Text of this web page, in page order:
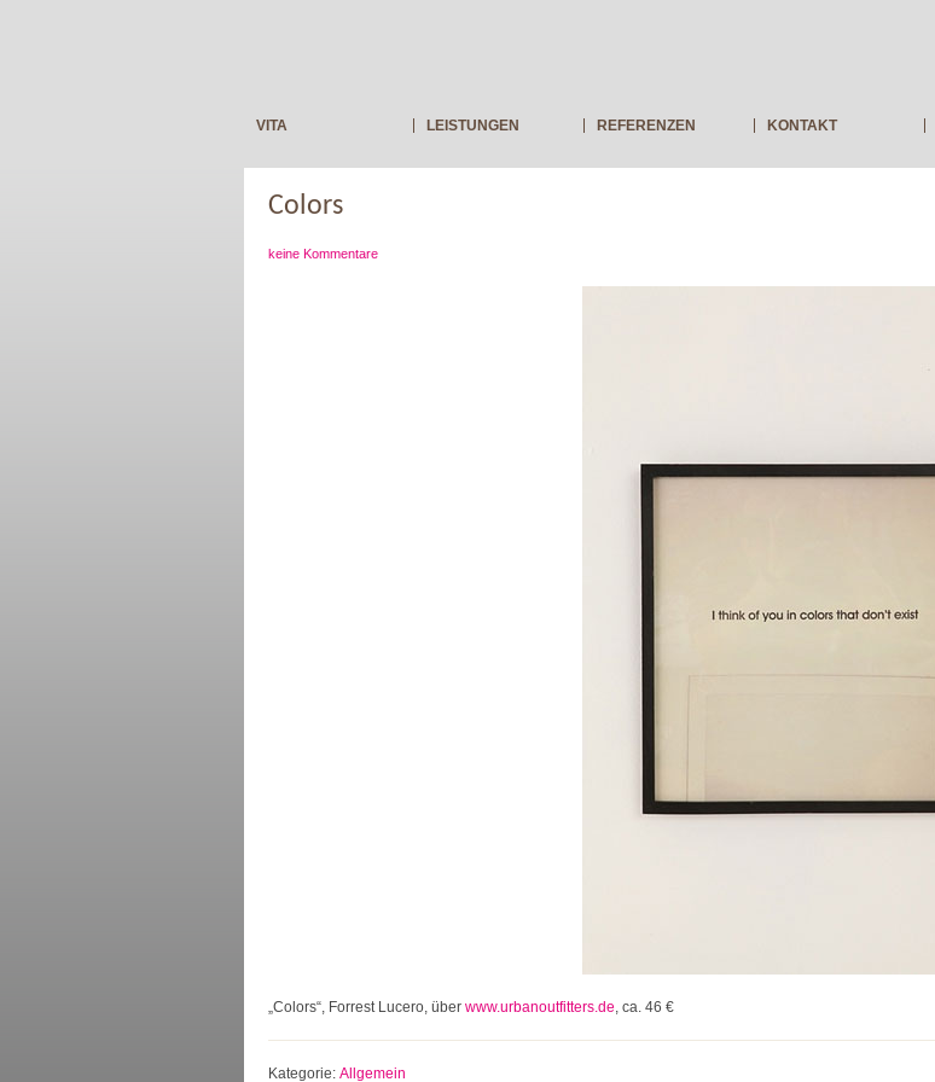
VITA LEISTUNGEN REFERENZEN KONTAKT
Colors
keine Kommentare
„Colors“, Forrest Lucero, über www.urbanoutfitters.de, ca. 46 €
Kategorie: Allgemein